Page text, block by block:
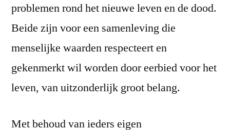
problemen rond het nieuwe leven en de dood.
Beide zijn voor een samenleving die
menselijke waarden respecteert en
gekenmerkt wil worden door eerbied voor het
leven, van uitzonderlijk groot belang.
Met behoud van ieders eigen